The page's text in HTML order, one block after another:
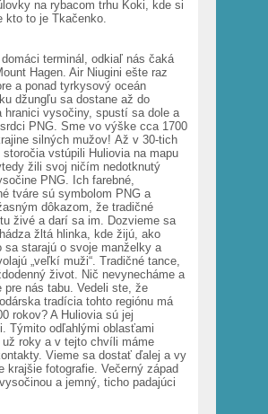
na rybacom trhu Koki, kde si
kto to je Tkačenko.
domáci terminál, odkiaľ nás čaká
Hagen. Air Niugini ešte raz
a ponad tyrkysový oceán
džungľu sa dostane až do
hranici vysočiny, spustí sa dole a
PNG. Sme vo výške cca 1700
silných mužov! Až v 30-tich
storočia vstúpili Huliovia na mapu
žili svoj ničím nedotknutý
PNG. Ich farebné,
tváre sú symbolom PNG a
dôkazom, že tradičné
živé a darí sa im. Dozvieme sa
žltá hlinka, kde žijú, ako
sa starajú o svoje manželky a
„veľkí muži“. Tradičné tance,
život. Nič nevynecháme a
pre nás tabu. Vedeli ste, že
tradícia tohto regiónu má
rokov? A Huliovia sú jej
Týmito odľahlými oblasťami
už roky a v tejto chvíli máme
Vieme sa dostať ďalej a vy
krajšie fotografie. Večerný západ
a jemný, ticho padajúci